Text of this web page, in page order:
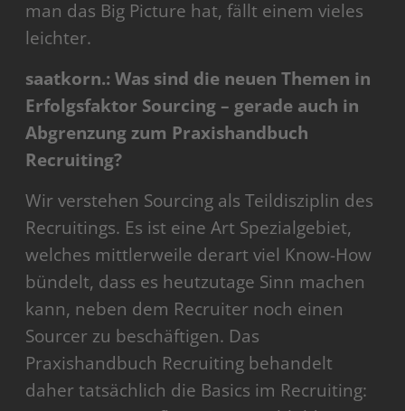
man das Big Picture hat, fällt einem vieles
leichter.
saatkorn.: Was sind die neuen Themen in
Erfolgsfaktor Sourcing – gerade auch in
Abgrenzung zum Praxishandbuch
Recruiting?
Wir verstehen Sourcing als Teildisziplin des
Recruitings. Es ist eine Art Spezialgebiet,
welches mittlerweile derart viel Know-How
bündelt, dass es heutzutage Sinn machen
kann, neben dem Recruiter noch einen
Sourcer zu beschäftigen. Das
Praxishandbuch Recruiting behandelt
daher tatsächlich die Basics im Recruiting: